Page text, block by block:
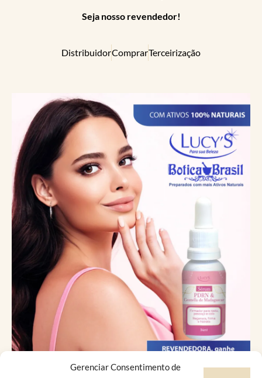
Gerenciar Consentimento de
Seja nosso revendedor!
DistribuidorComprarTerceirização